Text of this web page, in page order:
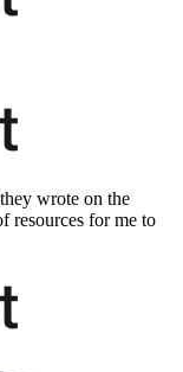
wrote on the
resources for me to